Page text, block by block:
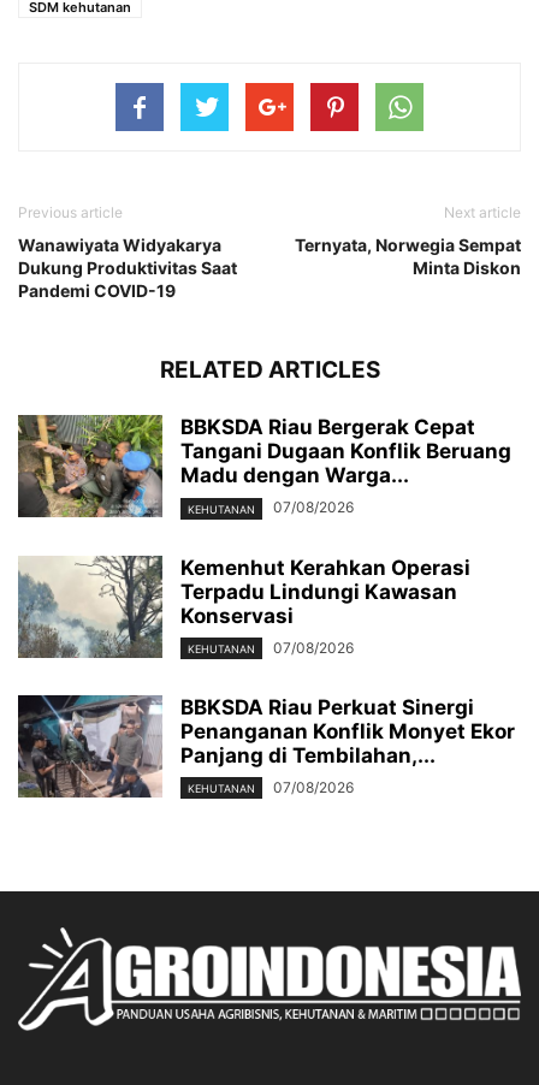
SDM kehutanan
Previous article
Wanawiyata Widyakarya
Dukung Produktivitas Saat
Pandemi COVID-19
Next article
Ternyata, Norwegia Sempat
Minta Diskon
RELATED ARTICLES
BBKSDA Riau Bergerak Cepat
Tangani Dugaan Konflik Beruang
Madu dengan Warga...
KEHUTANAN 07/08/2026
Kemenhut Kerahkan Operasi
Terpadu Lindungi Kawasan
Konservasi
KEHUTANAN 07/08/2026
BBKSDA Riau Perkuat Sinergi
Penanganan Konflik Monyet Ekor
Panjang di Tembilahan,...
KEHUTANAN 07/08/2026